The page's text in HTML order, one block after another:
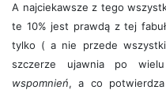
A najciekawsze z tego
te 10% jest prawdą z tej
tylko ( a nie przede
szczerze ujawnia po
wspomnień, a co potwierdza